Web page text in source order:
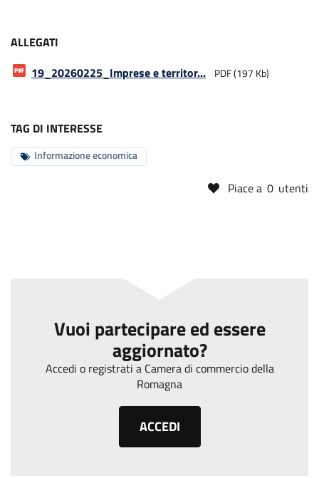
ALLEGATI
19_20260225_Imprese e territor...
PDF (197 Kb)
TAG DI INTERESSE
Informazione economica
Piace a 0 utenti
Vuoi partecipare ed essere
aggiornato?
Accedi o registrati a Camera di commercio della
Romagna
ACCEDI